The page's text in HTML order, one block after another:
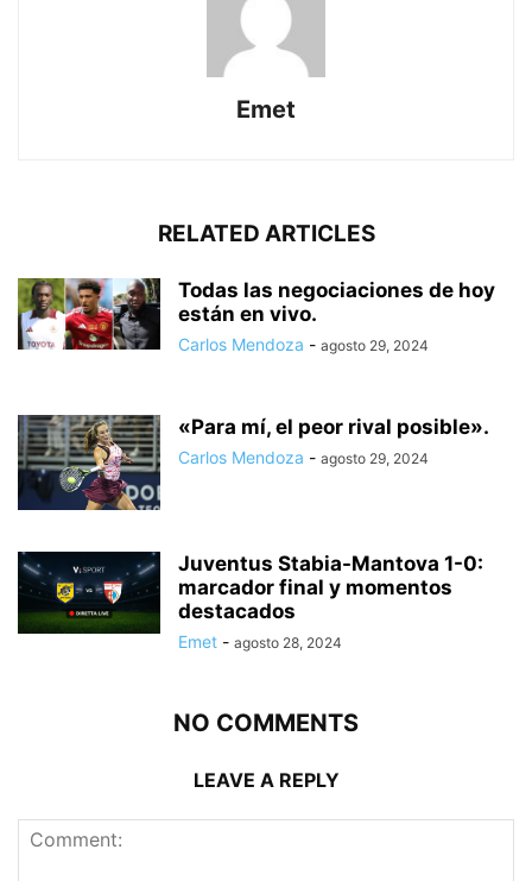
Emet
RELATED ARTICLES
Todas las negociaciones de hoy
están en vivo.
Carlos Mendoza - agosto 29, 2024
«Para mí, el peor rival posible».
Carlos Mendoza - agosto 29, 2024
Juventus Stabia-Mantova 1-0:
marcador final y momentos
destacados
Emet - agosto 28, 2024
NO COMMENTS
LEAVE A REPLY